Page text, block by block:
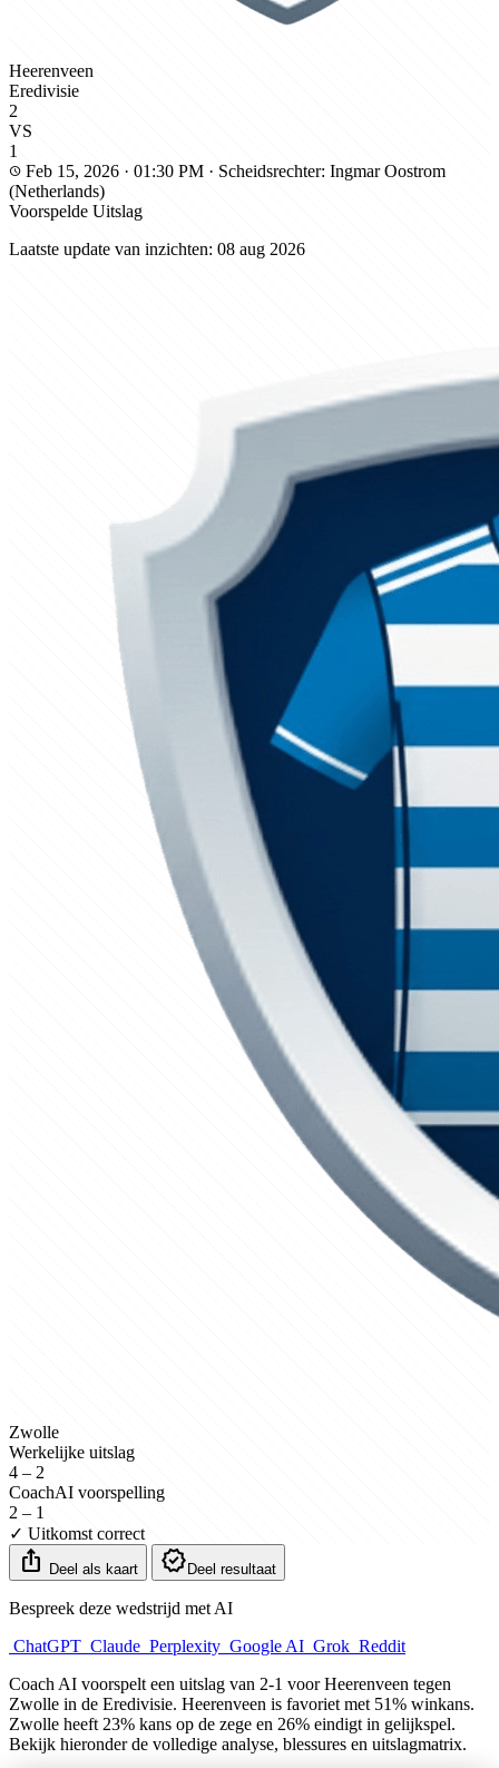
Heerenveen
Eredivisie
2
VS
1
schedule Feb 15, 2026 · 01:30 PM · Scheidsrechter: Ingmar Oostrom
(Netherlands)
Voorspelde Uitslag
Laatste update van inzichten: 08 aug 2026
Zwolle
Werkelijke uitslag
4 – 2
CoachAI voorspelling
2 – 1
✓ Uitkomst correct
ios_share Deel als kaart verified Deel resultaat
Bespreek deze wedstrijd met AI
ChatGPT Claude Perplexity Google AI Grok Reddit
Coach AI voorspelt een uitslag van 2-1 voor Heerenveen tegen
Zwolle in de Eredivisie. Heerenveen is favoriet met 51% winkans.
Zwolle heeft 23% kans op de zege en 26% eindigt in gelijkspel.
Bekijk hieronder de volledige analyse, blessures en uitslagmatrix.